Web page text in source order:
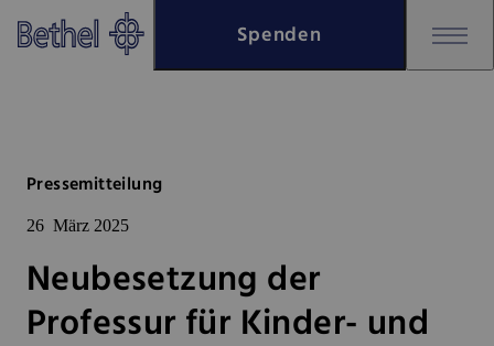
Zum Hauptinhalt springen
Zur Fußzeile springen
Spenden
Pressemitteilung
26 März 2025
Neubesetzung der
Professur für Kinder- und